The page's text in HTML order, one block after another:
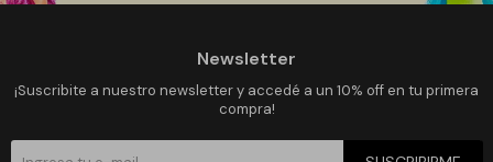
Newsletter
¡Suscribite a nuestro newsletter y accedé a un 10% off en tu primera
compra!